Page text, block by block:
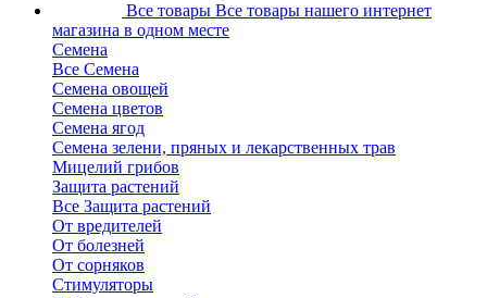
Все товары Все товары нашего интернет
магазина в одном месте
Семена
Все Семена
Семена овощей
Семена цветов
Семена ягод
Семена зелени, пряных и лекарственных трав
Мицелий грибов
Защита растений
Все Защита растений
От вредителей
От болезней
От сорняков
Стимуляторы